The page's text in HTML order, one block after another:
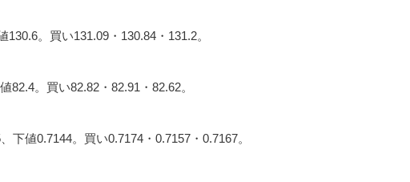
130.6。買い131.09・130.84・131.2。
82.4。買い82.82・82.91・82.62。
下値0.7144。買い0.7174・0.7157・0.7167。